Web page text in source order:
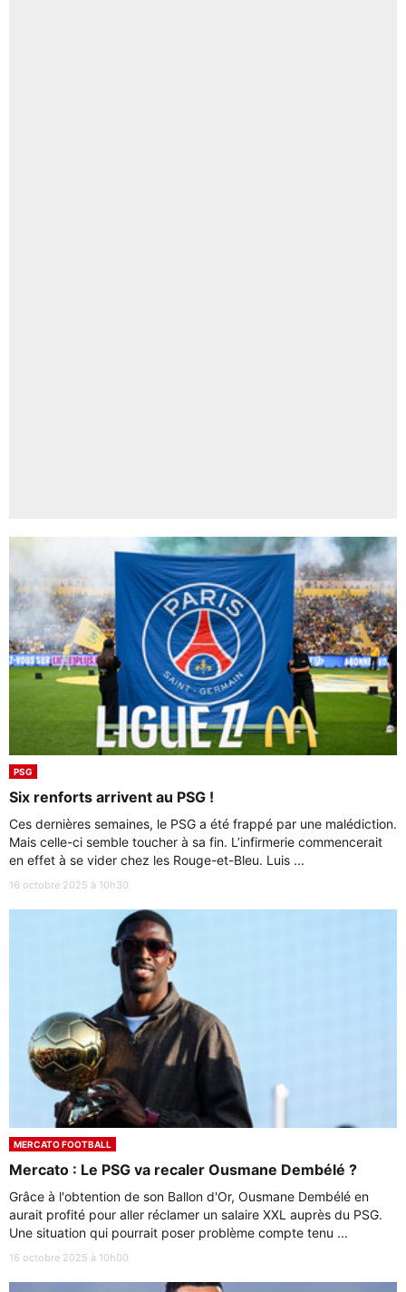
PSG
Six renforts arrivent au PSG !
Ces dernières semaines, le PSG a été frappé par une malédiction.
Mais celle-ci semble toucher à sa fin. L’infirmerie commencerait
en effet à se vider chez les Rouge-et-Bleu. Luis ...
16 octobre 2025 à 10h30
MERCATO FOOTBALL
Mercato : Le PSG va recaler Ousmane Dembélé ?
Grâce à l'obtention de son Ballon d'Or, Ousmane Dembélé en
aurait profité pour aller réclamer un salaire XXL auprès du PSG.
Une situation qui pourrait poser problème compte tenu ...
16 octobre 2025 à 10h00